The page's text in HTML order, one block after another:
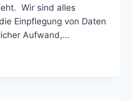
Wir sind alles
Einpflegung von Daten
Aufwand,…